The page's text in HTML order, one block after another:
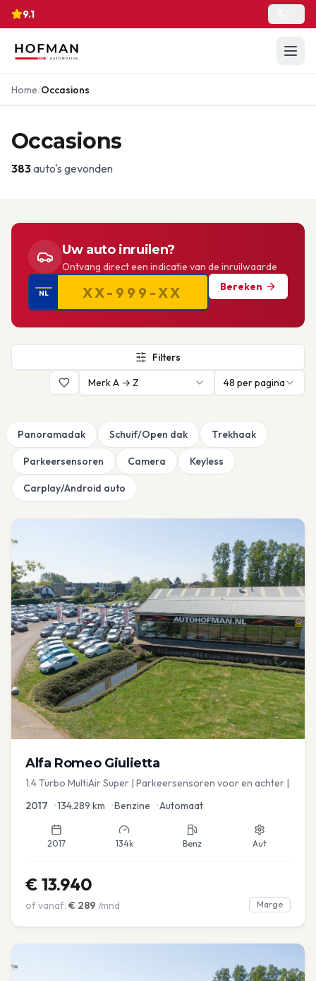
9.1
Home/Occasions
Occasions
383auto's gevonden
Uw auto inruilen?
Ontvang direct een indicatie van de inruilwaarde
NL
Bereken
Filters
Merk A → Z
48 per pagina
Panoramadak Schuif/Open dak Trekhaak
Parkeersensoren Camera Keyless
Carplay/Android auto
Alfa Romeo Giulietta
1.4 Turbo MultiAir Super | Parkeersensoren voor en achter |
2017 •134.289 km •Benzine •Automaat
2017 134k Benz Aut
€ 13.940
of vanaf: € 289 /mnd Marge